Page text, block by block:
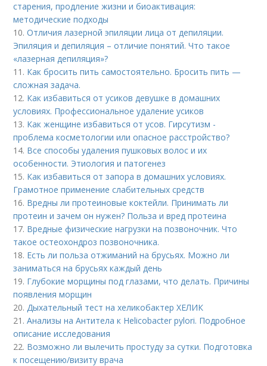
старения, продление жизни и биоактивация:
методические подходы
10.Отличия лазерной эпиляции лица от депиляции.
Эпиляция и депиляция – отличие понятий. Что такое
«лазерная депиляция»?
11. Как бросить пить самостоятельно. Бросить пить —
сложная задача.
12. Как избавиться от усиков девушке в домашних
условиях. Профессиональное удаление усиков
13. Как женщине избавиться от усов. Гирсутизм -
проблема косметологии или опасное расстройство?
14. Все способы удаления пушковых волос и их
особенности. Этиология и патогенез
15. Как избавиться от запора в домашних условиях.
Грамотное применение слабительных средств
16. Вредны ли протеиновые коктейли. Принимать ли
протеин и зачем он нужен? Польза и вред протеина
17. Вредные физические нагрузки на позвоночник. Что
такое остеохондроз позвоночника.
18. Есть ли польза отжиманий на брусьях. Можно ли
заниматься на брусьях каждый день
19. Глубокие морщины под глазами, что делать. Причины
появления морщин
20.Дыхательный тест на хеликобактер ХЕЛИК
21.Анализы на Антитела к Helicobacter pylori. Подробное
описание исследования
22. Возможно ли вылечить простуду за сутки. Подготовка
к посещению/визиту врача